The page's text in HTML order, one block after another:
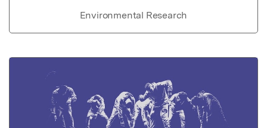
Environmental Research